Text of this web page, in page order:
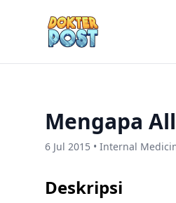
Mengapa
6 Jul 2015 • Internal
Deskripsi